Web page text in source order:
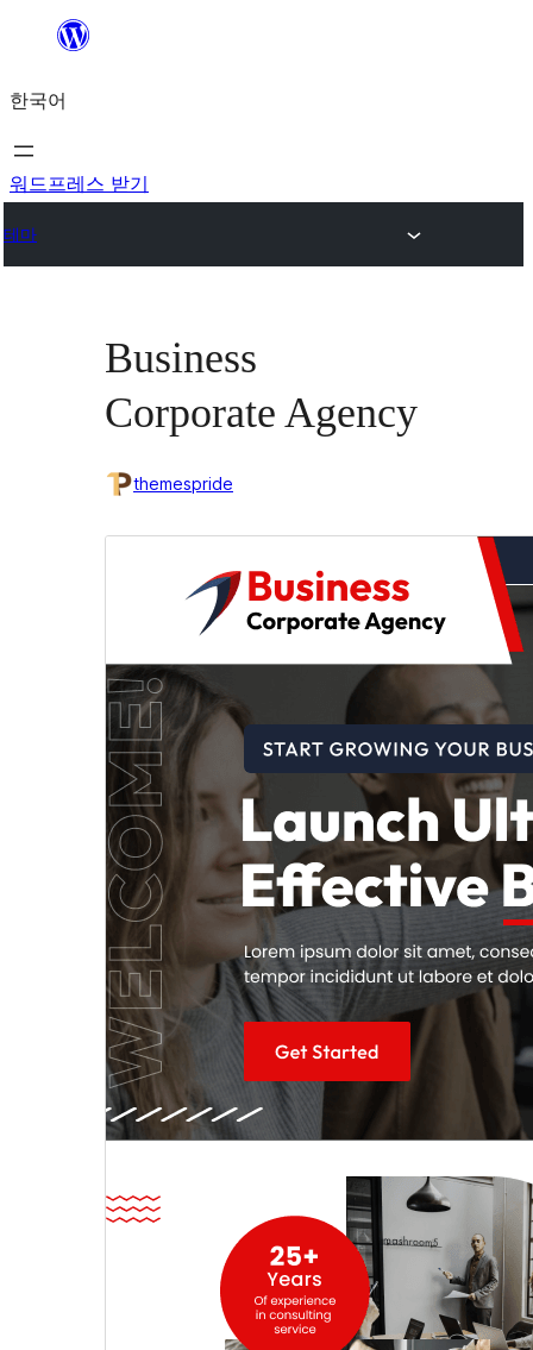
츠
로
바
가
한국어
워드프레스 받기
테마
Business
Corporate Agency
themespride